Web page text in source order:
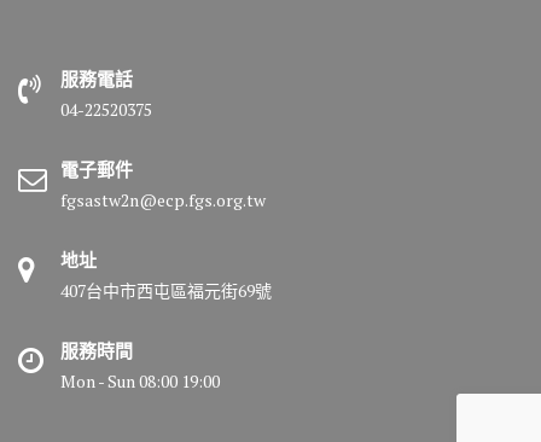
服務電話
04-22520375
電子郵件
fgsastw2n@ecp.fgs.org.tw
地址
407台中市西屯區福元街69號
服務時間
Mon - Sun 08:00 19:00